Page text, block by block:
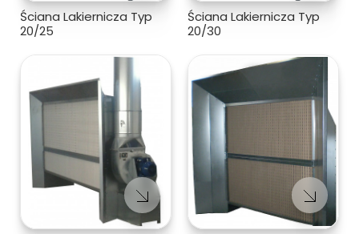
Ściana Lakiernicza Typ
20/25
Ściana Lakiernicza Typ
20/30